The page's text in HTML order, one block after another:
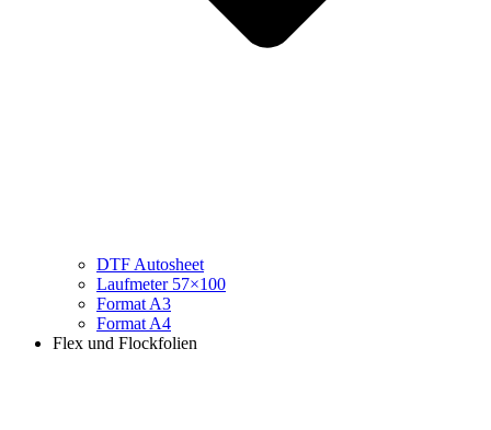
DTF Autosheet
Laufmeter 57×100
Format A3
Format A4
Flex und Flockfolien